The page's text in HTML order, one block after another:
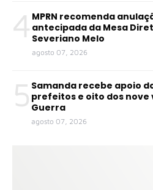
4 MPRN recomenda
antecipada da Mesa
Severiano Melo
agosto 07, 2026
5 Samanda recebe apoio
prefeitos e oito dos nove
Guerra
agosto 07, 2026